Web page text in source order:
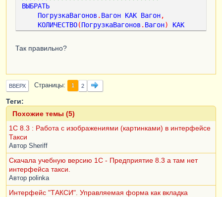
ВЫБРАТЬ
ПогрузкаВагонов . Вагон КАК Вагон,
КОЛИЧЕСТВО(ПогрузкаВагонов . Вагон)
КАК
КоличествоХодок
Пропарка
ПогрузкаВагонов
ПО
Пропарка.Вагон
ПогрузкаВагонов
И
ПогрузкаВагонов
зкеХБР
СГРУППИРОВАТЬ
ПогрузкаВагонов .Вагон
Так правильно?
ВВЕРХ Страницы 1 2
Теги:
Похожие темы (5)
1С 8.3 : Работа с изображениями (картинками) в интерфейсе
Такси
Автор Sheriff
Скачала учебную версию 1С - Предприятие 8.3 а там нет
интерфейса такси.
Автор polinka
Интерфейс "ТАКСИ". Управляемая форма как вкладка